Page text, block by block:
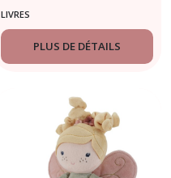
couleurs - Les
Fruits
LIVRES
PLUS DE DÉTAILS